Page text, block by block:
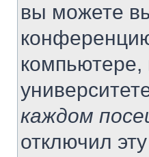
вы можете
компьютере,
каждом
отключил